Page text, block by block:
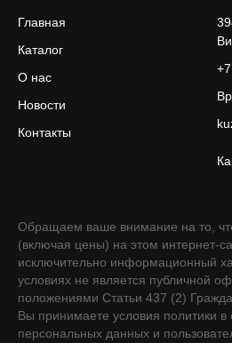
Главная
Каталог
О нас
Новости
Контакты
Обращаем ваше внимание на то,
(включая цены) на этом интернет-
исключительно информационный
условиях не является публичной
положениями Статьи 437 (2)
Вы принимаете условия политики в
персональных данных и